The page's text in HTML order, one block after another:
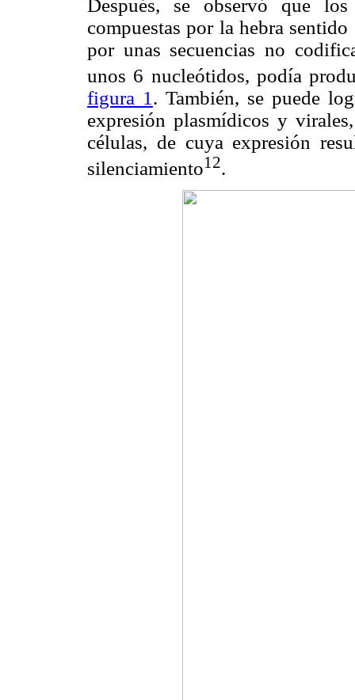
Después, se observó que
compuestas por la hebra
por unas secuencias no
unos 6 nucleótidos, podía
figura 1 . También, se puede
expresión plasmídicos y
células, de cuya expresión
silenciamiento12.